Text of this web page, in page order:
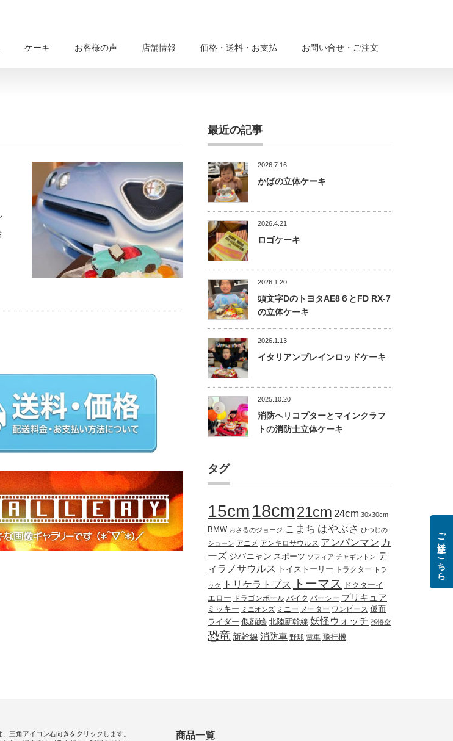
ケーキ お客様の声 店舗情報 価格・送料・お支払 お問い合せ・ご注文
最近の記事
2026.7.16
かばの立体ケーキ
2026.4.21
ロゴケーキ
2026.1.20
頭文字DのトヨタAE8６とFD RX-7
の立体ケーキ
2026.1.13
イタリアンブレインロッドケーキ
2025.10.20
消防ヘリコプターとマインクラフ
トの消防士立体ケーキ
タグ
15cm18cm21cm 24cm 30x30cm
BMW おさるのジョージ こまち はやぶさ ひつじの
ショーン アニメ アンキロサウルス アンパンマン カ
ーズ ジバニャン スポーツ ソフィア チャギントン テ
ィラノサウルス
トイストーリー トラクター トラ
ック トリケラトプス トーマス
ドクターイ
エロー
ドラゴンボール バイク パーシー プリキュア
ミッキー ミニオンズ ミニー メーター ワンピース 仮面
ライダー 似顔絵 北陸新幹線 妖怪ウォッチ 孫悟空
恐竜 新幹線 消防車 野球 電車 飛行機
三角アイコン右向きをクリックします。
商品一覧
ご注文はこちら